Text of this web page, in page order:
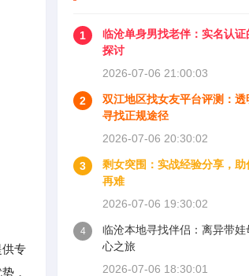
专
，
1
临沧单身男找老伴：实名认证
探讨
2026-07-06 21:00:03
2
双江地区找女友平台评测：透
寻找正规途径
2026-07-06 20:30:02
3
剩女突围：实战经验分享，助
再难
2026-07-06 19:30:02
4
临沧本地寻找伴侣：离异带娃
心之旅
2026-07-06 18:30:01